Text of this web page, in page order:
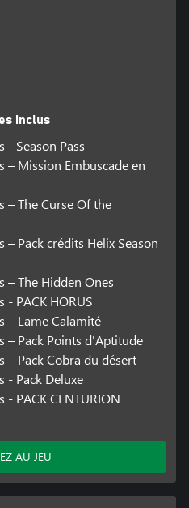
inclus
Season Pass
Mission Embuscade en
– The Curse Of the
Pack crédits Helix Season
The Hidden Ones
PACK HORUS
– Lame Calamité
– Pack Points d'Aptitude
Pack Cobra du désert
- Pack Deluxe
PACK CENTURION
AU JEU